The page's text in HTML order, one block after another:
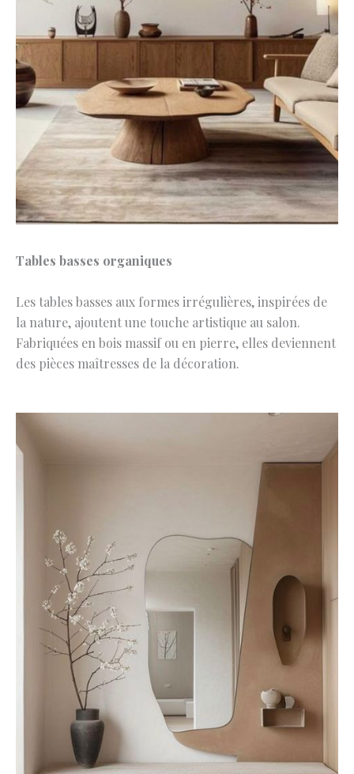
Tables basses organiques
Les tables basses aux formes irrégulières, inspirées de
la nature, ajoutent une touche artistique au salon.
Fabriquées en bois massif ou en pierre, elles deviennent
des pièces maîtresses de la décoration.